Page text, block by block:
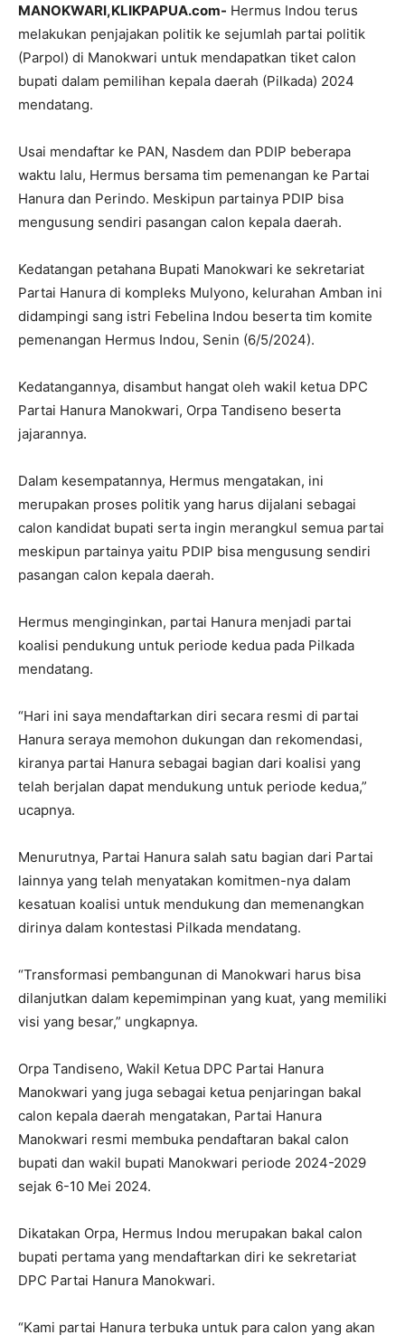
MANOKWARI,KLIKPAPUA.com- Hermus Indou terus
melakukan penjajakan politik ke sejumlah partai politik
(Parpol) di Manokwari untuk mendapatkan tiket calon
bupati dalam pemilihan kepala daerah (Pilkada) 2024
mendatang.
Usai mendaftar ke PAN, Nasdem dan PDIP beberapa
waktu lalu, Hermus bersama tim pemenangan ke Partai
Hanura dan Perindo. Meskipun partainya PDIP bisa
mengusung sendiri pasangan calon kepala daerah.
Kedatangan petahana Bupati Manokwari ke sekretariat
Partai Hanura di kompleks Mulyono, kelurahan Amban ini
didampingi sang istri Febelina Indou beserta tim komite
pemenangan Hermus Indou, Senin (6/5/2024).
Kedatangannya, disambut hangat oleh wakil ketua DPC
Partai Hanura Manokwari, Orpa Tandiseno beserta
jajarannya.
Dalam kesempatannya, Hermus mengatakan, ini
merupakan proses politik yang harus dijalani sebagai
calon kandidat bupati serta ingin merangkul semua partai
meskipun partainya yaitu PDIP bisa mengusung sendiri
pasangan calon kepala daerah.
Hermus menginginkan, partai Hanura menjadi partai
koalisi pendukung untuk periode kedua pada Pilkada
mendatang.
“Hari ini saya mendaftarkan diri secara resmi di partai
Hanura seraya memohon dukungan dan rekomendasi,
kiranya partai Hanura sebagai bagian dari koalisi yang
telah berjalan dapat mendukung untuk periode kedua,”
ucapnya.
Menurutnya, Partai Hanura salah satu bagian dari Partai
lainnya yang telah menyatakan komitmen-nya dalam
kesatuan koalisi untuk mendukung dan memenangkan
dirinya dalam kontestasi Pilkada mendatang.
“Transformasi pembangunan di Manokwari harus bisa
dilanjutkan dalam kepemimpinan yang kuat, yang memiliki
visi yang besar,” ungkapnya.
Orpa Tandiseno, Wakil Ketua DPC Partai Hanura
Manokwari yang juga sebagai ketua penjaringan bakal
calon kepala daerah mengatakan, Partai Hanura
Manokwari resmi membuka pendaftaran bakal calon
bupati dan wakil bupati Manokwari periode 2024-2029
sejak 6-10 Mei 2024.
Dikatakan Orpa, Hermus Indou merupakan bakal calon
bupati pertama yang mendaftarkan diri ke sekretariat
DPC Partai Hanura Manokwari.
“Kami partai Hanura terbuka untuk para calon yang akan